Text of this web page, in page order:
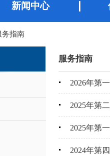
新闻中心
务指南
服务指南
2026年第
2025年第
2025年第
2024年第